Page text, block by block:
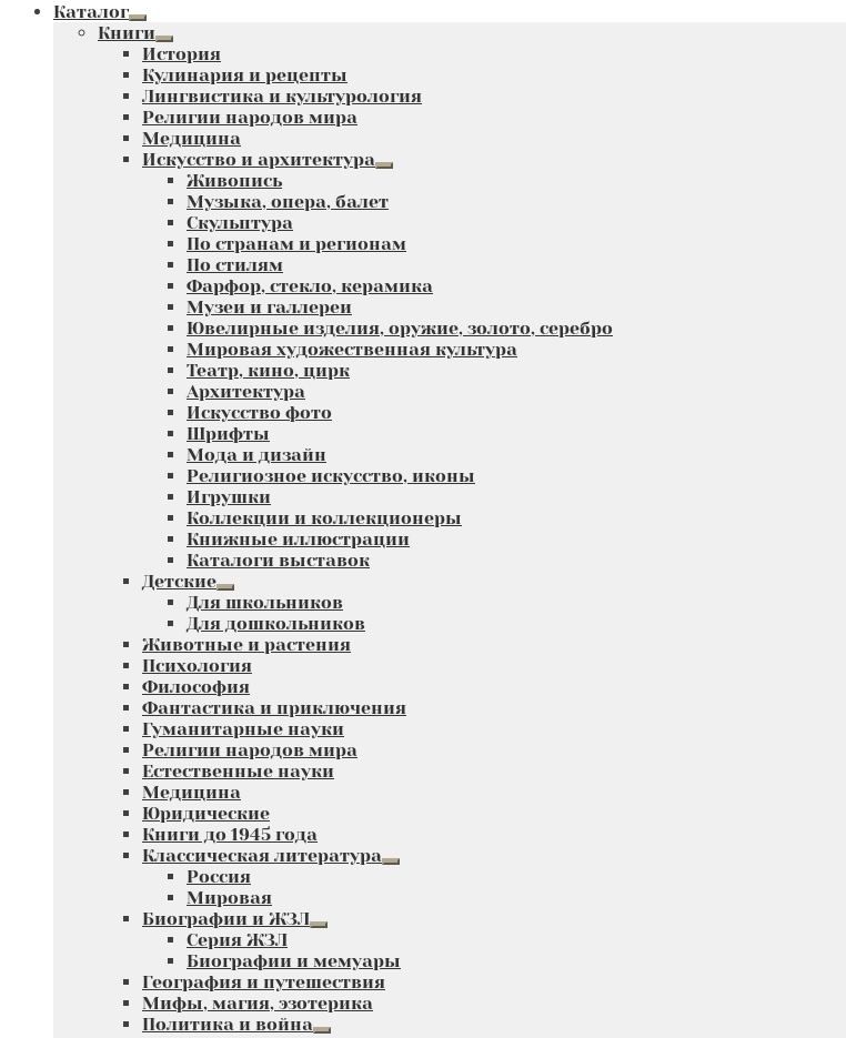
Каталог
Развернутое
вложенное
меню
Книги
Развернутое
вложенное
меню
История
Кулинария и рецепты
Лингвистика и культурология
Религии народов мира
Медицина
Искусство и архитектура
Развернутое
меню
Живопись
Музыка, опера, балет
Скульптура
По странам и регионам
По стилям
Фарфор, стекло, керамика
Музеи и галлереи
Ювелирные изделия, оружие, золото, серебро
Мировая художественная культура
Театр, кино, цирк
Архитектура
Искусство фото
Шрифты
Мода и дизайн
Религиозное искусство, иконы
Игрушки
Коллекции и коллекционеры
Книжные иллюстрации
Каталоги выставок
Детские
Развернутое
вложенное
меню
Для школьников
Для дошкольников
Животные и растения
Психология
Философия
Фантастика и приключения
Гуманитарные науки
Религии народов мира
Естественные науки
Медицина
Юридические
Книги до 1945 года
Классическая литература
Развернутое
Россия
Мировая
Биографии и ЖЗЛ
Развернутое
меню
Серия ЖЗЛ
Биографии и мемуары
География и путешествия
Мифы, магия, эзотерика
Политика и война